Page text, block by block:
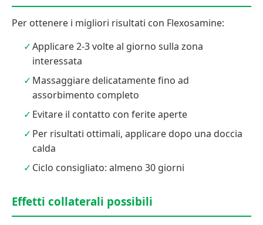
Per ottenere i migliori risultati con Flexosamine:
Applicare 2-3 volte al giorno sulla zona
interessata
Massaggiare delicatamente fino ad
assorbimento completo
Evitare il contatto con ferite aperte
Per risultati ottimali, applicare dopo una doccia
calda
Ciclo consigliato: almeno 30 giorni
Effetti collaterali possibili